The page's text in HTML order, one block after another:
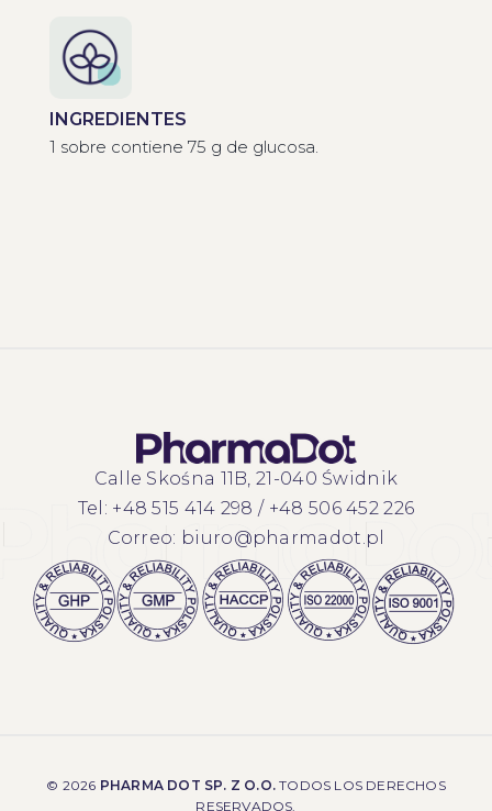
INGREDIENTES
1 sobre contiene 75 g de glucosa.
Calle Skośna 11B, 21-040 Świdnik
Tel: +48 515 414 298 / +48 506 452 226
Correo: biuro@pharmadot.pl
© 2026 PHARMA DOT SP. Z O.O.TODOS LOS DERECHOS
RESERVADOS.